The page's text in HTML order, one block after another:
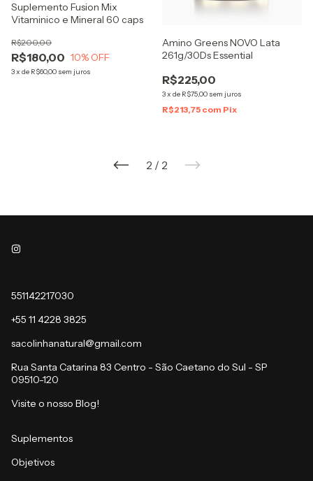
Suplemento Fusion Mix
Vitaminico e Mineral 60 caps
R$180,00
R$200,00
10% OFF
3x de R$60,00 sem juros
Amino Greens NOVO Lata
261g/30Ds Essential
R$225,00
3x de R$75,00 sem juros
R$213,75 com Pix
2 / 2
551142217030
+55 11 4228 3825
sacolinhanatural@gmail.com
Rua Santa Catarina 83 Centro - São Caetano do Sul - SP
09510-120
Visite o nosso Blog!
Suplementos
Objetivos